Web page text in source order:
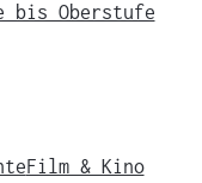
bis Oberstufe
Film & Kino